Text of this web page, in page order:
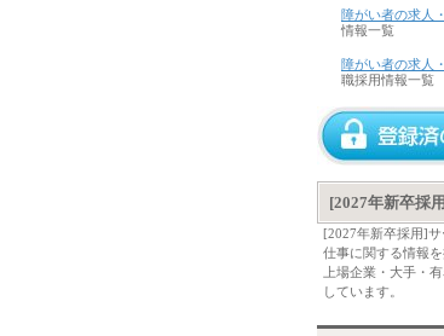
障がい者の求人
情報一覧
障がい者の求人
職採用情報一覧
[2027年新卒採
[2027年新卒採用]
仕事に関する情報を
上場企業・大手・
しています。